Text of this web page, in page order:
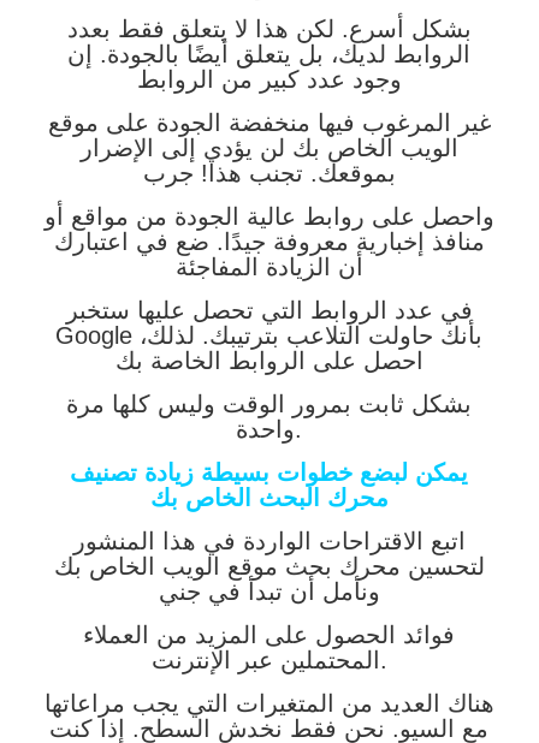
بشكل أسرع. لكن هذا لا يتعلق فقط بعدد
الروابط لديك، بل يتعلق أيضًا بالجودة. إن
وجود عدد كبير من الروابط
غير المرغوب فيها منخفضة الجودة على موقع
الويب الخاص بك لن يؤدي إلى الإضرار
بموقعك. تجنب هذا! جرب
واحصل على روابط عالية الجودة من مواقع أو
منافذ إخبارية معروفة جيدًا. ضع في اعتبارك
أن الزيادة المفاجئة
في عدد الروابط التي تحصل عليها ستخبر
Google بأنك حاولت التلاعب بترتيبك. لذلك،
احصل على الروابط الخاصة بك
بشكل ثابت بمرور الوقت وليس كلها مرة
واحدة.
يمكن لبضع خطوات بسيطة زيادة تصنيف
محرك البحث الخاص بك
اتبع الاقتراحات الواردة في هذا المنشور
لتحسين محرك بحث موقع الويب الخاص بك
ونأمل أن تبدأ في جني
فوائد الحصول على المزيد من العملاء
المحتملين عبر الإنترنت.
هناك العديد من المتغيرات التي يجب مراعاتها
مع السيو. نحن فقط نخدش السطح. إذا كنت